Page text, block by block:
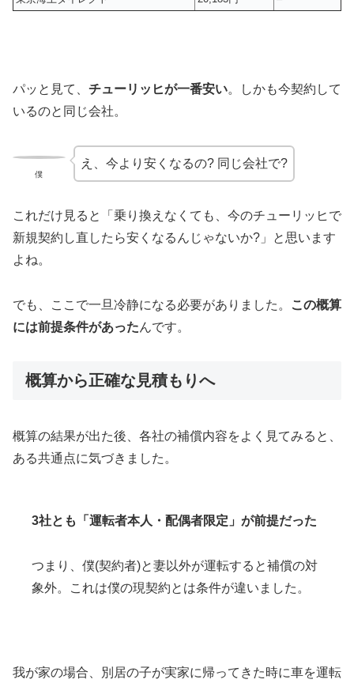
パッと見て、 チューリッヒが一番安い。しかも今契約して
いるのと同じ会社。
僕
え、今より安くなるの? 同じ会社で?
これだけ見ると「乗り換えなくても、今のチューリッヒで
新規契約し直したら安くなるんじゃないか?」と思います
よね。
でも、ここで一旦冷静になる必要がありました。
この概算
には前提条件があったんです。
概算から正確な見積もりへ
概算の結果が出た後、各社の補償内容をよく見てみると、
ある共通点に気づきました。
3社とも「運転者本人・配偶者限定」が前提だった
つまり、僕(契約者)と妻以外が運転すると補償の対
象外。これは僕の現契約とは条件が違いました。
我が家の場合、別居の子が実家に帰ってきた時に車を運転